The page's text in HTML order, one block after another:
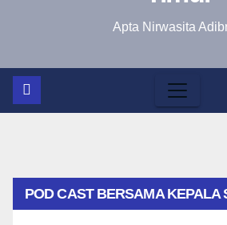
Apta Nirwasita
POD CAST BERSAMA KEPALA